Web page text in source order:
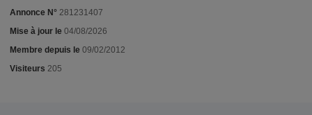
Annonce N° 281231407
Mise à jour le 04/08/2026
Membre depuis le 09/02/2012
Visiteurs 205